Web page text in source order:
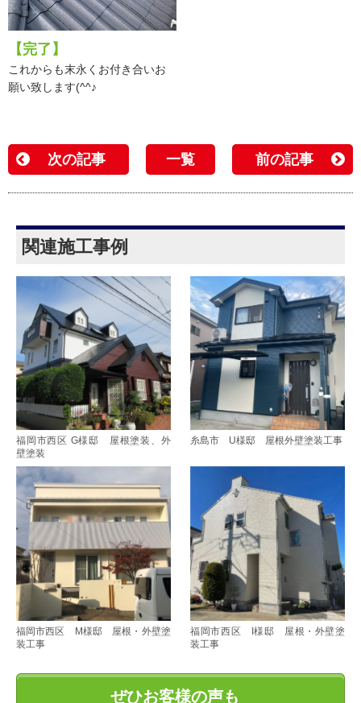
【完了】
これからも末永くお付き合いお
願い致します(^^♪
次の記事 一覧 前の記事
関連施工事例
福岡市西区 G様邸 屋根塗装、外
壁塗装
糸島市 U様邸 屋根外壁塗装工事
福岡市西区 M様邸 屋根・外壁塗
装工事
福岡市西区 I様邸 屋根・外壁塗
装工事
ぜひお客様の声も